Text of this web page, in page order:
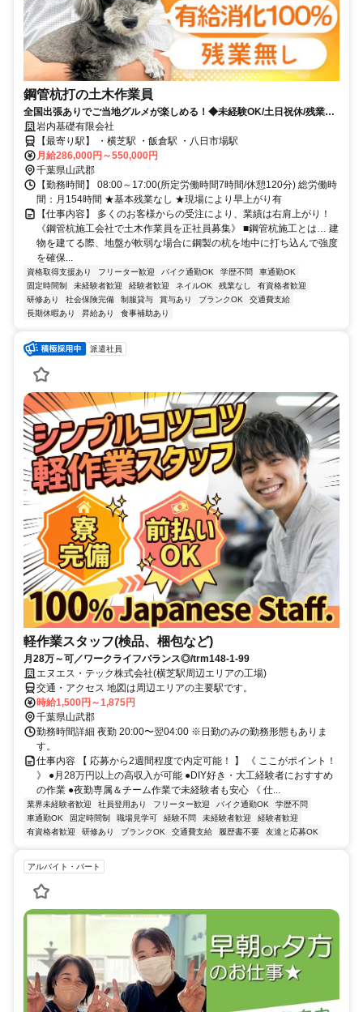
鋼管杭打の土木作業員
全国出張ありでご当地グルメが楽しめる！◆未経験OK/土日祝休/残業無
し◆岩内基礎有限会社
【最寄り駅】 ・横芝駅 ・飯倉駅 ・八日市場駅
月給286,000円～550,000円
千葉県山武郡
【勤務時間】 08:00～17:00(所定労働時間7時間/休憩120分) 総労働時
間：月154時間 ★基本残業なし ★現場により早上がり有
【仕事内容】 多くのお客様からの受注により、業績は右肩上がり！
《鋼管杭施工会社で土木作業員を正社員募集》 ■鋼管杭施工とは… 建
物を建てる際、地盤が軟弱な場合に鋼製の杭を地中に打ち込んで強度
を確保...
資格取得支援あり フリーター歓迎 バイク通勤OK 学歴不問
車通勤OK
固定時間制
未経験者歓迎 経験者歓迎 ネイルOK 残業なし
有資格者歓迎
研修あり
社会保険完備 制服貸与 賞与あり ブランクOK
交通費支給
長期休暇あり
昇給あり 食事補助あり
派遣社員
軽作業スタッフ(検品、梱包など)
月28万～可／ワークライフバランス◎/trm148-1-99
エヌエス・テック株式会社(横芝駅周辺エリアの工場)
交通・アクセス 地図は周辺エリアの主要駅です。
時給1,500円～1,875円
千葉県山武郡
勤務時間詳細 夜勤 20:00〜翌04:00 ※日勤のみの勤務形態もありま
す。
仕事内容 【 応募から2週間程度で内定可能！ 】 《 ここがポイント！
》 ●月28万円以上の高収入が可能 ●DIY好き・大工経験者におすすめ
の作業 ●夜勤専属＆チーム作業で未経験者も安心 《 仕...
業界未経験者歓迎 社員登用あり フリーター歓迎 バイク通勤OK
学歴不問
車通勤OK
固定時間制 職場見学可 経験不問 未経験者歓迎
経験者歓迎
有資格者歓迎
研修あり ブランクOK 交通費支給 履歴書不要 友達と応募OK
アルバイト・パート